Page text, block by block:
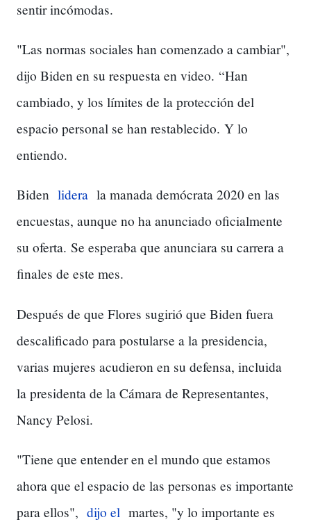
sentir incómodas.
"Las normas sociales han comenzado a cambiar",
dijo Biden en su respuesta en video. “Han
cambiado, y los límites de la protección del
espacio personal se han restablecido. Y lo
entiendo.
Biden lidera la manada demócrata 2020 en las
encuestas, aunque no ha anunciado oficialmente
su oferta. Se esperaba que anunciara su carrera a
finales de este mes.
Después de que Flores sugirió que Biden fuera
descalificado para postularse a la presidencia,
varias mujeres acudieron en su defensa, incluida
la presidenta de la Cámara de Representantes,
Nancy Pelosi.
"Tiene que entender en el mundo que estamos
ahora que el espacio de las personas es importante
para ellos", dijo el martes, "y lo importante es